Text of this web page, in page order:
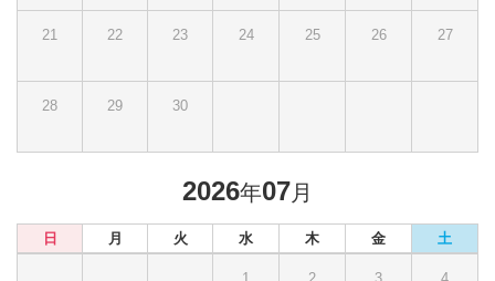
21 22 23 24 25 26 27
28 29 30
2026年07月
日 月 火 水 木 金 土